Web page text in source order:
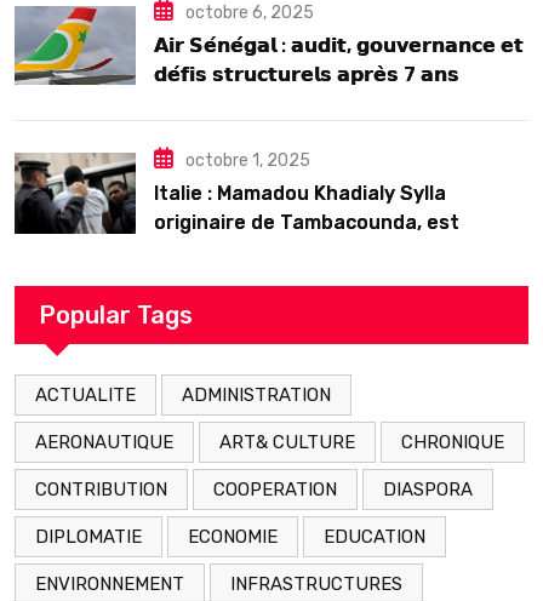
octobre 6, 2025
𝗔𝗶𝗿 𝗦𝗲́𝗻𝗲́𝗴𝗮𝗹 : 𝗮𝘂𝗱𝗶𝘁, 𝗴𝗼𝘂𝘃𝗲𝗿𝗻𝗮𝗻𝗰𝗲 𝗲𝘁
𝗱𝗲́𝗳𝗶𝘀 𝘀𝘁𝗿𝘂𝗰𝘁𝘂𝗿𝗲𝗹𝘀 𝗮𝗽𝗿𝗲̀𝘀 7 𝗮𝗻𝘀
octobre 1, 2025
Italie : Mamadou Khadialy Sylla
originaire de Tambacounda, est
arrestation
Popular Tags
ACTUALITE ADMINISTRATION
AERONAUTIQUE ART& CULTURE CHRONIQUE
CONTRIBUTION COOPERATION DIASPORA
DIPLOMATIE ECONOMIE EDUCATION
ENVIRONNEMENT INFRASTRUCTURES